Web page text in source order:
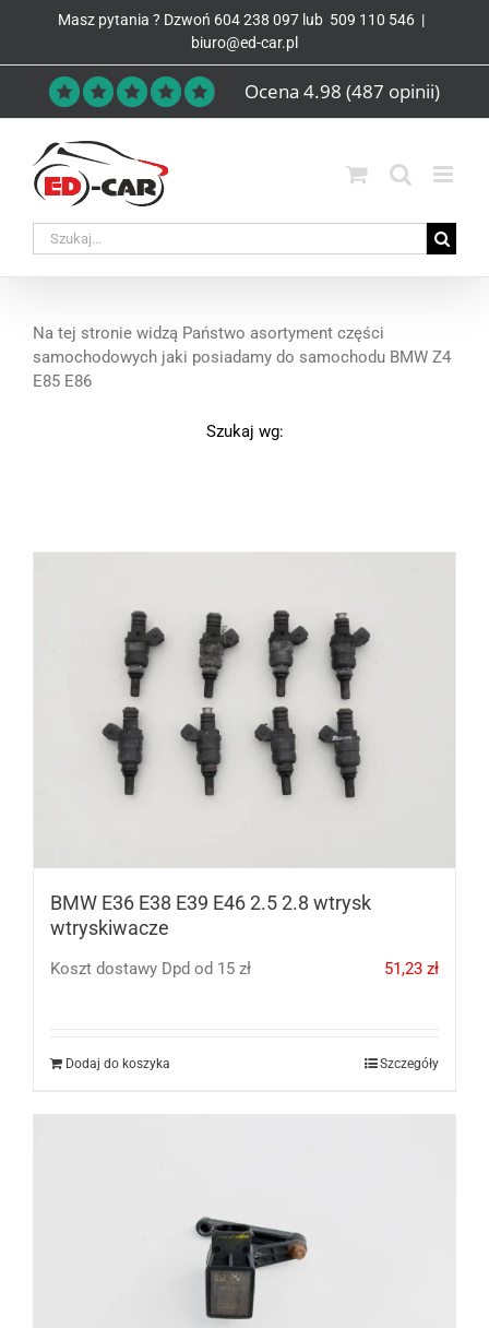
Masz pytania ? Dzwoń 604 238 097 lub 509 110 546 |
biuro@ed-car.pl
Ocena 4.98 (487 opinii)
Na tej stronie widzą Państwo asortyment części
samochodowych jaki posiadamy do samochodu BMW Z4
E85 E86
Szukaj wg:
BMW E36 E38 E39 E46 2.5 2.8 wtrysk
wtryskiwacze
Koszt dostawy Dpd od 15 zł 51,23 zł
Dodaj do koszyka Szczegóły